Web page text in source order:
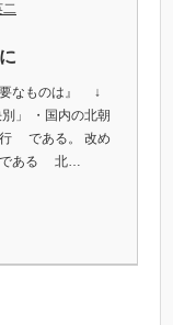
二
要なものは』 ↓
」 ・国内の北朝
行 である。 改め
である 北…